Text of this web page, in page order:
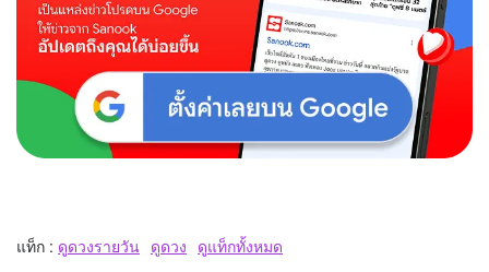
แท็ก : ดูดวงรายวัน ดูดวง ดูแท็กทั้งหมด